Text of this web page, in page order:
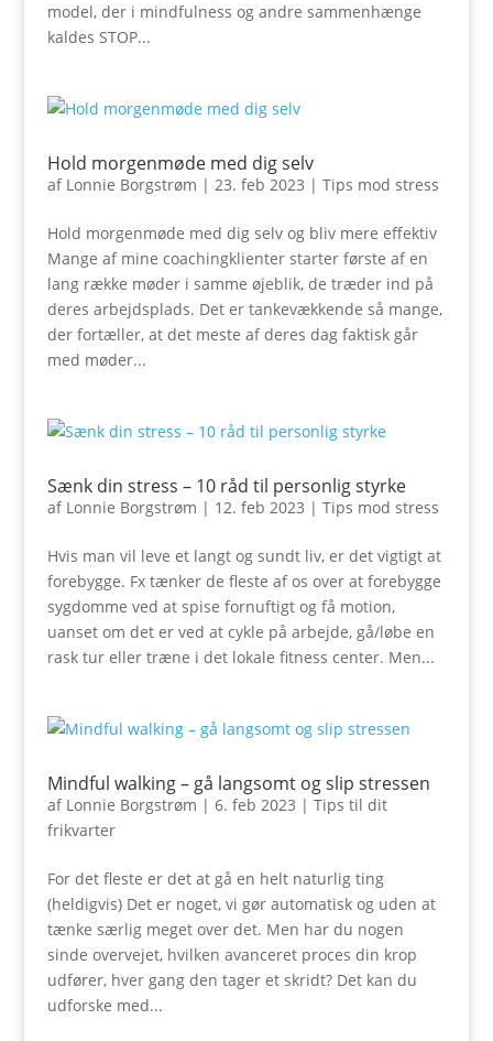
model, der i mindfulness og andre sammenhænge
kaldes STOP...
Hold morgenmøde med dig selv
af Lonnie Borgstrøm | 23. feb 2023 | Tips mod stress
Hold morgenmøde med dig selv og bliv mere effektiv
Mange af mine coachingklienter starter første af en
lang række møder i samme øjeblik, de træder ind på
deres arbejdsplads. Det er tankevækkende så mange,
der fortæller, at det meste af deres dag faktisk går
med møder...
Sænk din stress – 10 råd til personlig styrke
af Lonnie Borgstrøm | 12. feb 2023 | Tips mod stress
Hvis man vil leve et langt og sundt liv, er det vigtigt at
forebygge. Fx tænker de fleste af os over at forebygge
sygdomme ved at spise fornuftigt og få motion,
uanset om det er ved at cykle på arbejde, gå/løbe en
rask tur eller træne i det lokale fitness center. Men...
Mindful walking – gå langsomt og slip stressen
af Lonnie Borgstrøm | 6. feb 2023 | Tips til dit
frikvarter
For det fleste er det at gå en helt naturlig ting
(heldigvis) Det er noget, vi gør automatisk og uden at
tænke særlig meget over det. Men har du nogen
sinde overvejet, hvilken avanceret proces din krop
udfører, hver gang den tager et skridt? Det kan du
udforske med...